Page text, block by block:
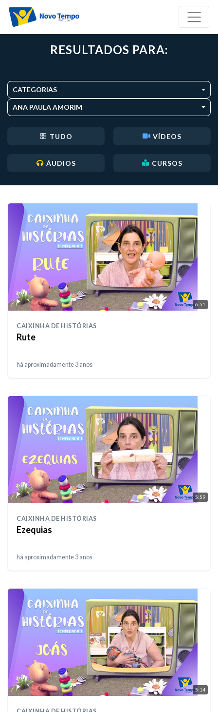
RESULTADOS PARA:
CATEGORIAS
ANA PAULA AMORIM
TUDO VÍDEOS
ÁUDIOS CURSOS
6:51
CAIXINHA DE HISTÓRIAS
Rute
há aproximadamente 3 anos
5:59
CAIXINHA DE HISTÓRIAS
Ezequias
há aproximadamente 3 anos
5:14